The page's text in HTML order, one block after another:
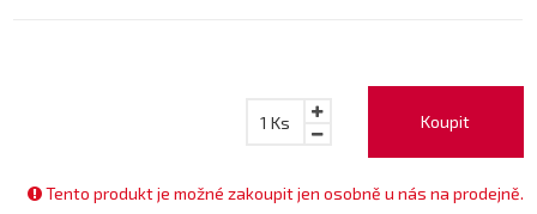
Koupit
1 Ks
Tento produkt je možné zakoupit jen osobně u nás na prodejně.